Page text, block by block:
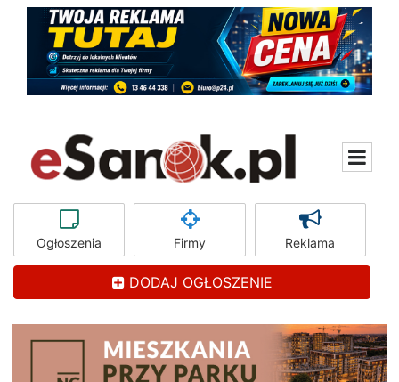
Ogłoszenia Firmy Reklama
DODAJ OGŁOSZENIE